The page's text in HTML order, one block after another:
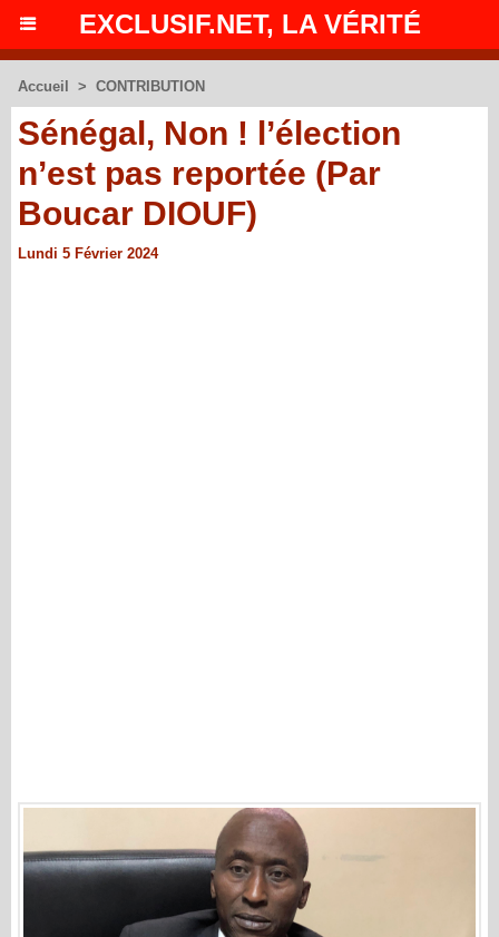
EXCLUSIF.NET, LA VÉRITÉ
Accueil > CONTRIBUTION
Sénégal, Non ! l’élection
n’est pas reportée (Par
Boucar DIOUF)
Lundi 5 Février 2024